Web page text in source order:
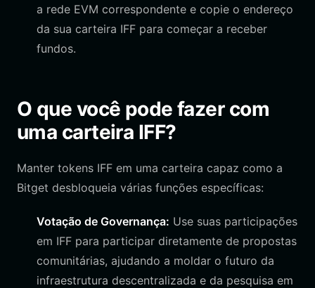
a rede EVM correspondente e copie o endereço
da sua carteira IFF para começar a receber
fundos.
O que você pode fazer com
uma carteira IFF?
Manter tokens IFF em uma carteira capaz como a
Bitget desbloqueia várias funções específicas:
Votação de Governança: Use suas participações
em IFF para participar diretamente de propostas
comunitárias, ajudando a moldar o futuro da
infraestrutura descentralizada e da pesquisa em